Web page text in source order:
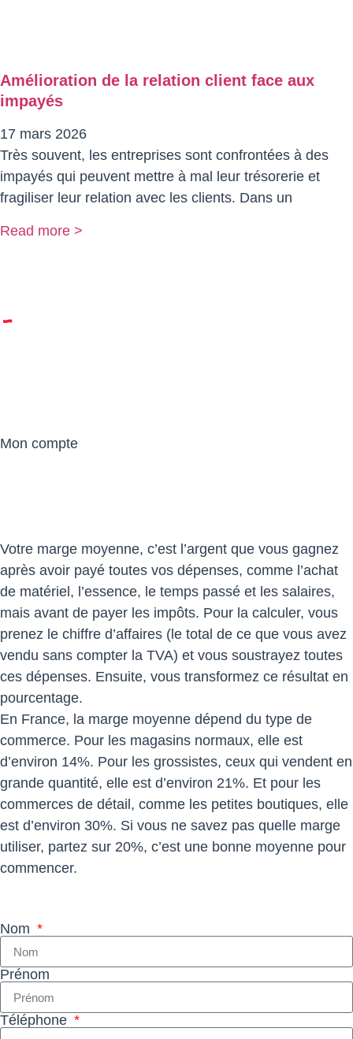
Amélioration de la relation client face aux
impayés
17 mars 2026
Très souvent, les entreprises sont confrontées à des
impayés qui peuvent mettre à mal leur trésorerie et
fragiliser leur relation avec les clients. Dans un
Read more >
Mon compte
Votre marge moyenne, c’est l’argent que vous gagnez
après avoir payé toutes vos dépenses, comme l’achat
de matériel, l’essence, le temps passé et les salaires,
mais avant de payer les impôts. Pour la calculer, vous
prenez le chiffre d’affaires (le total de ce que vous avez
vendu sans compter la TVA) et vous soustrayez toutes
ces dépenses. Ensuite, vous transformez ce résultat en
pourcentage.
En France, la marge moyenne dépend du type de
commerce. Pour les magasins normaux, elle est
d’environ 14%. Pour les grossistes, ceux qui vendent en
grande quantité, elle est d’environ 21%. Et pour les
commerces de détail, comme les petites boutiques, elle
est d’environ 30%. Si vous ne savez pas quelle marge
utiliser, partez sur 20%, c’est une bonne moyenne pour
commencer.
Nom
Prénom
Téléphone